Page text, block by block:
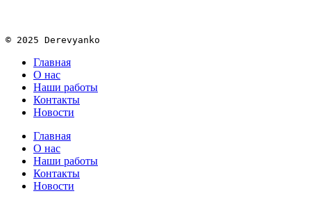
© 2025 Derevyanko
Главная
О нас
Наши работы
Контакты
Новости
Главная
О нас
Наши работы
Контакты
Новости